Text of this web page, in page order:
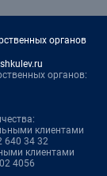
органов
органов:
клиентами
640 34 32
клиентами
4056